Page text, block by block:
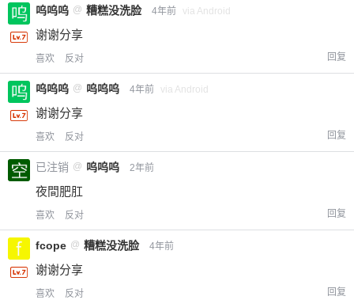
呜呜呜 @ 糟糕没洗脸 4年前 via Android
谢谢分享
喜欢 反对 回复
呜呜呜 @ 呜呜呜 4年前 via Android
谢谢分享
喜欢 反对 回复
已注销 @ 呜呜呜 2年前
夜間肥肛
喜欢 反对 回复
fcope @ 糟糕没洗脸 4年前
谢谢分享
喜欢 反对 回复